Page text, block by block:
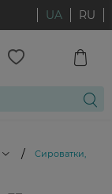
UA RU
/ Сироватки,